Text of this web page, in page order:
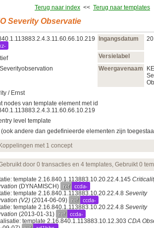
Terug naar index << Terug naar templates
Severity Observatie
Ingangsdatum
Versielabel
Weergavenaam
/ Ernst
nodes van template element met id
level template
andere dan gedefinieerde elementen zijn
Koppelingen met 1 concept
door 0 transacties en 4 templates, Gebruikt 0
template 2.16.840.1.113883.10.20.22.4.145
(DYNAMISCH) ref ccda-
template 2.16.840.1.113883.10.20.22.4.8 Severity
(V2) (2014‑06‑09) ref ccda-
template 2.16.840.1.113883.10.20.22.4.8 Severity
(2013‑01‑31) ref ccda-
template 2.16.840.1.113883.10.12.303 CDA